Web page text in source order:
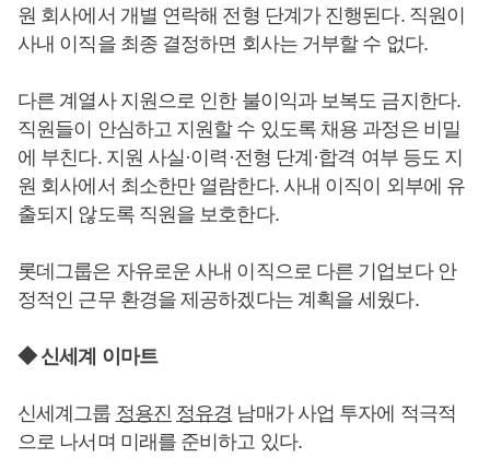
원 회사에서 개별 연락해 전형 단계가 진행된다. 직원이
사내 이직을 최종 결정하면 회사는 거부할 수 없다.
다른 계열사 지원으로 인한 불이익과 보복도 금지한다.
직원들이 안심하고 지원할 수 있도록 채용 과정은 비밀
에 부친다. 지원 사실·이력·전형 단계·합격 여부 등도 지
원 회사에서 최소한만 열람한다. 사내 이직이 외부에 유
출되지 않도록 직원을 보호한다.
롯데그룹은 자유로운 사내 이직으로 다른 기업보다 안
정적인 근무 환경을 제공하겠다는 계획을 세웠다.
◆ 신세계 이마트
신세계그룹 정용진 정유경 남매가 사업 투자에 적극적
으로 나서며 미래를 준비하고 있다.